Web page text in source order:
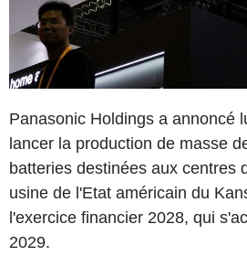
Panasonic Holdings a annoncé
lancer la production de masse
batteries destinées aux centres
usine de l'Etat américain du
l'exercice financier 2028, qui
2029.